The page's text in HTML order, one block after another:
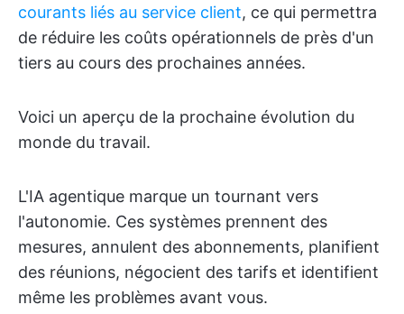
courants liés au service client, ce qui permettra
de réduire les coûts opérationnels de près d'un
tiers au cours des prochaines années.
Voici un aperçu de la prochaine évolution du
monde du travail.
L'IA agentique marque un tournant vers
l'autonomie. Ces systèmes prennent des
mesures, annulent des abonnements, planifient
des réunions, négocient des tarifs et identifient
même les problèmes avant vous.